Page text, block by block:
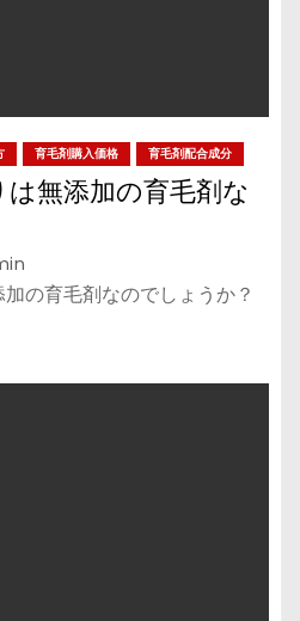
育毛剤購入価格 育毛剤配合成分
無添加の育毛剤な
の育毛剤なのでしょうか？